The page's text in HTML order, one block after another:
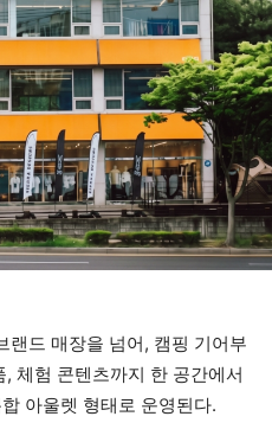
랜드 매장을 넘어, 캠핑 기어부
체험 콘텐츠까지 한 공간에서
아울렛 형태로 운영된다.